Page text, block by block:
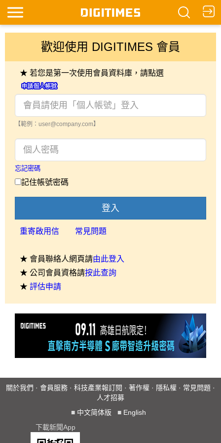
歡迎使用 DIGITIMES 會員
★ 若您是第一次使用會員資料庫，請點選
【範例：user@company.com】
忘記密碼
記住帳號密碼
登入
重寄啟用信 常見問題
★ 會員聯絡人網頁請由此登入
★ 公司會員資格請按此查詢
★ 評估申請
關於我們 · 會員服務 · 科技產業報訂閱 · 著作權 · 隱私權 · 常見問題 ·
人才招募
■ 中文简体版 ■ English
下載新聞App